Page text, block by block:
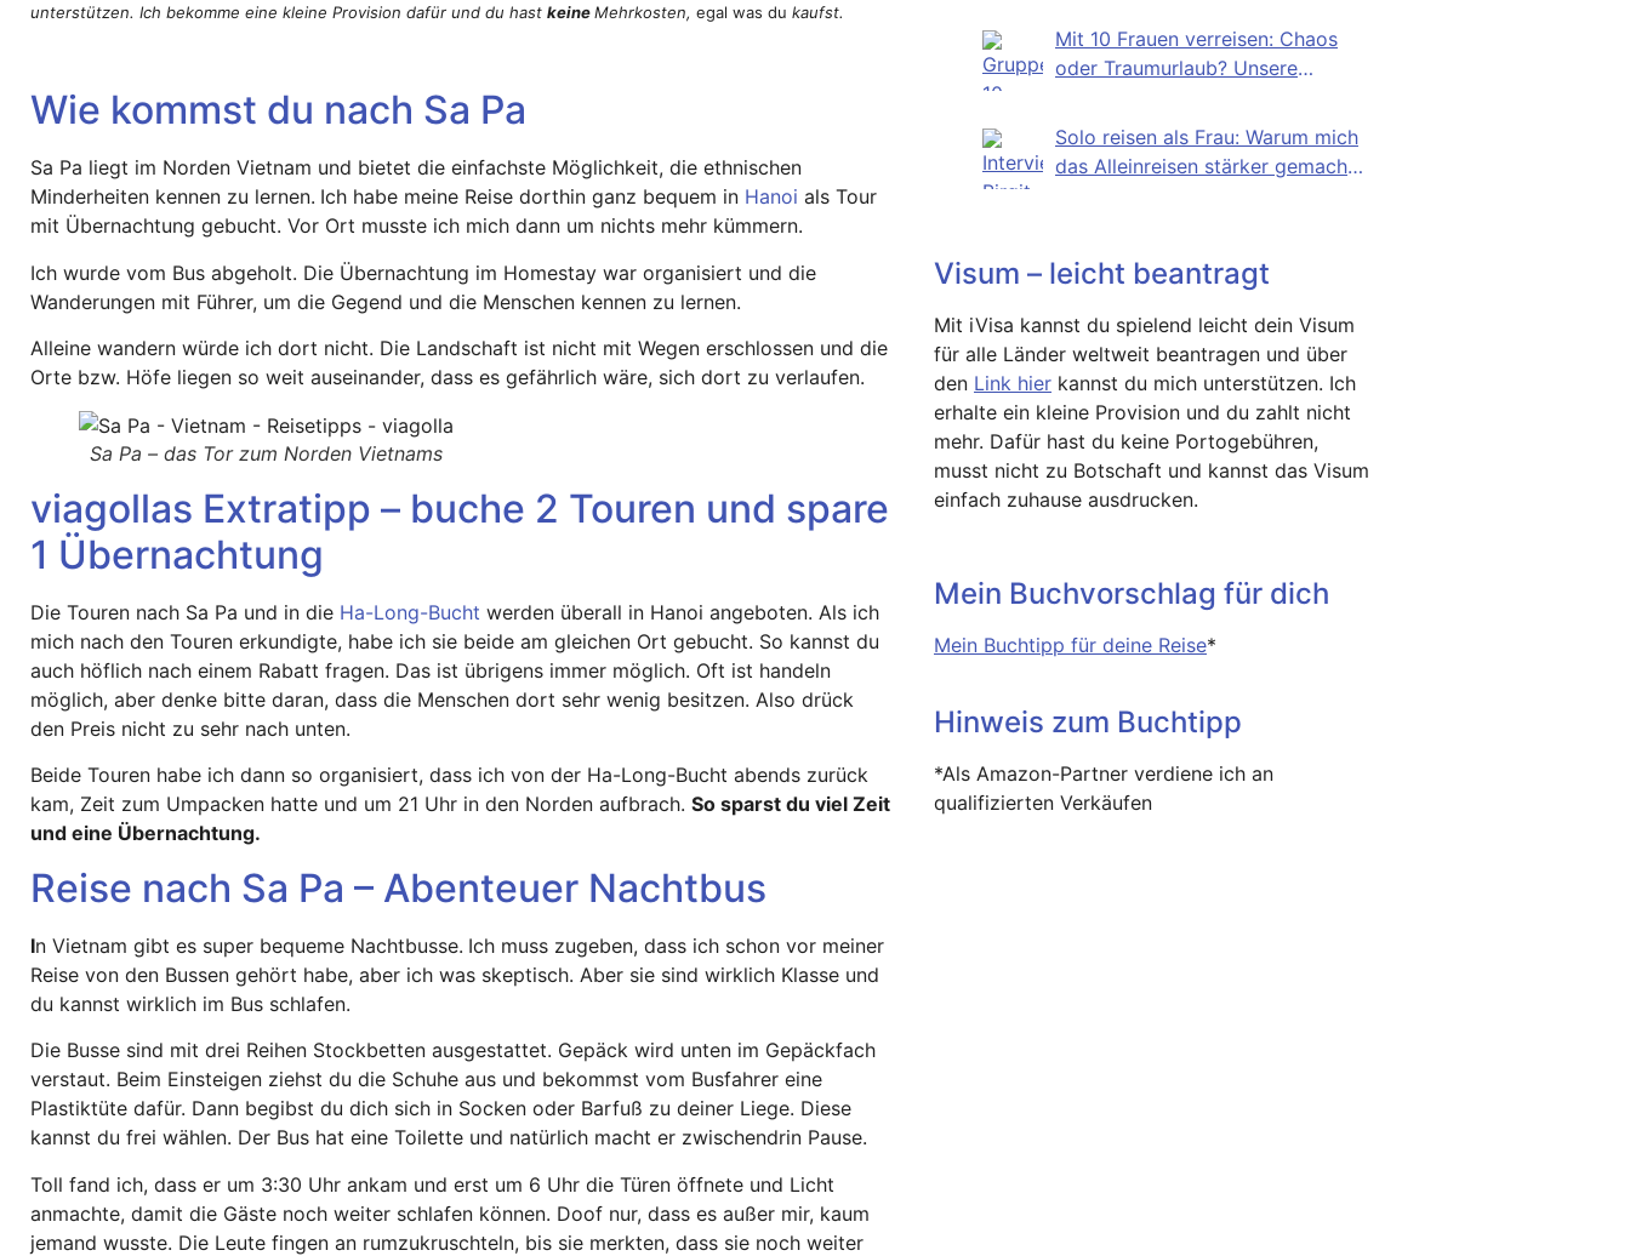
unterstützen. Ich bekomme eine kleine Provision dafür und du hast keineMehrkosten, egal was du kaufst.
Wie kommst du nach Sa Pa
Sa Pa liegt im Norden Vietnam und bietet die einfachste Möglichkeit, die ethnischen
Minderheiten kennen zu lernen. Ich habe meine Reise dorthin ganz bequem in Hanoi als Tour
mit Übernachtung gebucht. Vor Ort musste ich mich dann um nichts mehr kümmern.
Ich wurde vom Bus abgeholt. Die Übernachtung im Homestay war organisiert und die
Wanderungen mit Führer, um die Gegend und die Menschen kennen zu lernen.
Alleine wandern würde ich dort nicht. Die Landschaft ist nicht mit Wegen erschlossen und die
Orte bzw. Höfe liegen so weit auseinander, dass es gefährlich wäre, sich dort zu verlaufen.
Sa Pa – das Tor zum Norden Vietnams
viagollas Extratipp – buche 2 Touren und spare
1 Übernachtung
Die Touren nach Sa Pa und in die Ha-Long-Bucht werden überall in Hanoi angeboten. Als ich
mich nach den Touren erkundigte, habe ich sie beide am gleichen Ort gebucht. So kannst du
auch höflich nach einem Rabatt fragen. Das ist übrigens immer möglich. Oft ist handeln
möglich, aber denke bitte daran, dass die Menschen dort sehr wenig besitzen. Also drück
den Preis nicht zu sehr nach unten.
Beide Touren habe ich dann so organisiert, dass ich von der Ha-Long-Bucht abends zurück
kam, Zeit zum Umpacken hatte und um 21 Uhr in den Norden aufbrach. So sparst du viel Zeit
und eine Übernachtung.
Reise nach Sa Pa – Abenteuer Nachtbus
In Vietnam gibt es super bequeme Nachtbusse. Ich muss zugeben, dass ich schon vor meiner
Reise von den Bussen gehört habe, aber ich was skeptisch. Aber sie sind wirklich Klasse und
du kannst wirklich im Bus schlafen.
Die Busse sind mit drei Reihen Stockbetten ausgestattet. Gepäck wird unten im Gepäckfach
verstaut. Beim Einsteigen ziehst du die Schuhe aus und bekommst vom Busfahrer eine
Plastiktüte dafür. Dann begibst du dich sich in Socken oder Barfuß zu deiner Liege. Diese
kannst du frei wählen. Der Bus hat eine Toilette und natürlich macht er zwischendrin Pause.
Toll fand ich, dass er um 3:30 Uhr ankam und erst um 6 Uhr die Türen öffnete und Licht
anmachte, damit die Gäste noch weiter schlafen können. Doof nur, dass es außer mir, kaum
jemand wusste. Die Leute fingen an rumzukruschteln, bis sie merkten, dass sie noch weiter
Mit 10 Frauen verreisen: Chaos
oder Traumurlaub? Unsere
Solo reisen als Frau: Warum mich
das Alleinreisen stärker gemacht
Visum – leicht beantragt
Mit iVisa kannst du spielend leicht dein Visum
für alle Länder weltweit beantragen und über
den Link hierkannst du mich unterstützen. Ich
erhalte ein kleine Provision und du zahlt nicht
mehr. Dafür hast du keine Portogebühren,
musst nicht zu Botschaft und kannst das Visum
einfach zuhause ausdrucken.
Mein Buchvorschlag für dich
Mein Buchtipp für deine Reise*
Hinweis zum Buchtipp
*Als Amazon-Partner verdiene ich an
qualifizierten Verkäufen